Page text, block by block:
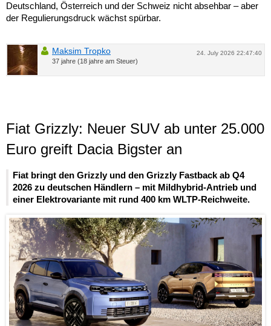
Deutschland, Österreich und der Schweiz nicht absehbar – aber
der Regulierungsdruck wächst spürbar.
24. July 2026 22:47:40
Maksim Tropko
37 jahre (18 jahre am Steuer)
Fiat Grizzly: Neuer SUV ab unter 25.000
Euro greift Dacia Bigster an
Fiat bringt den Grizzly und den Grizzly Fastback ab Q4
2026 zu deutschen Händlern – mit Mildhybrid-Antrieb und
einer Elektrovariante mit rund 400 km WLTP-Reichweite.